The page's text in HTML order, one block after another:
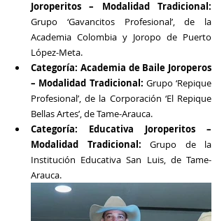
Grupo ‘Gavancitos Profesional’, de la
Academia Colombia y Joropo de Puerto
López-Meta.
Categoría: Academia de Baile Joroperos
– Modalidad Tradicional: Grupo ‘Repique
Profesional’, de la Corporación ‘El Repique
Bellas Artes’, de Tame-Arauca.
Categoría: Educativa Joroperitos –
Modalidad Tradicional: Grupo de la
Institución Educativa San Luis, de Tame-
Arauca.